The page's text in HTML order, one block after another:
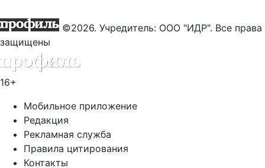
©2026. Учредитель: ООО "ИДР". Все права
защищены
16+
Мобильное приложение
Редакция
Рекламная служба
Правила цитирования
Контакты